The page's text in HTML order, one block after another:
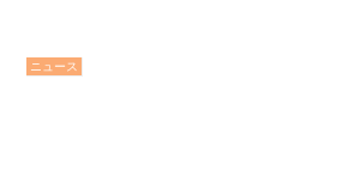
ンが“
ニュース